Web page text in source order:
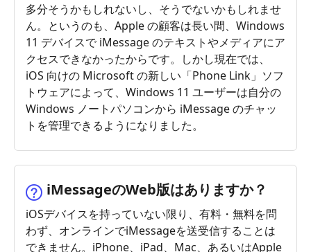
多分そうかもしれないし、そうでないかもしれませ
ん。というのも、Apple の顧客は長い間、Windows
11 デバイスで iMessage のテキストやメディアにア
クセスできなかったからです。しかし現在では、
iOS 向けの Microsoft の新しい「Phone Link」ソフ
トウェアによって、Windows 11 ユーザーは自分の
Windows ノートパソコンから iMessage のチャッ
トを管理できるようになりました。
iMessageのWeb版はありますか？
iOSデバイスを持っていない限り、有料・無料を問
わず、オンラインでiMessageを送受信することは
できません。iPhone、iPad、Mac、あるいはApple